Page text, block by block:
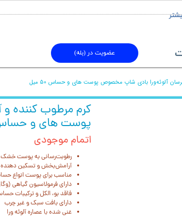
عضویت در (بله)
آلوئه‌ورا بادی شاپ مخصوص پوست های و حساس ۵۰ میل
کرم مرطوب کننده
پوست های و حساس ۵۰
اتمام موجودی
رطوبت‌رسانی به پوست خشک
آرامش‌بخش و تسکین
مناسب برای پوست انواع
دارای فرمولاسیون گیاهی
فاقد بو، الکل و ترکیبات
دارای بافت سبک و غیر چرب
غنی شده با عصاره آلوئه ورا